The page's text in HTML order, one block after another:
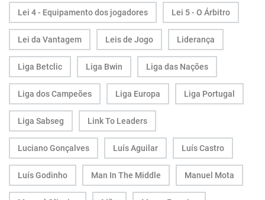
Lei 4 - Equipamento dos jogadores Lei 5 - O Árbitro
Lei da Vantagem Leis de Jogo Liderança
Liga Betclic Liga Bwin Liga das Nações
Liga dos Campeões Liga Europa Liga Portugal
Liga Sabseg Link To Leaders
Luciano Gonçalves Luís Aguilar Luís Castro
Luís Godinho Man In The Middle Manuel Mota